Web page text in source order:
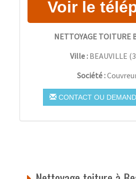
NETTOYAGE TOITURE
Ville : BEAUVILLE (
Société :
CONTACT OU